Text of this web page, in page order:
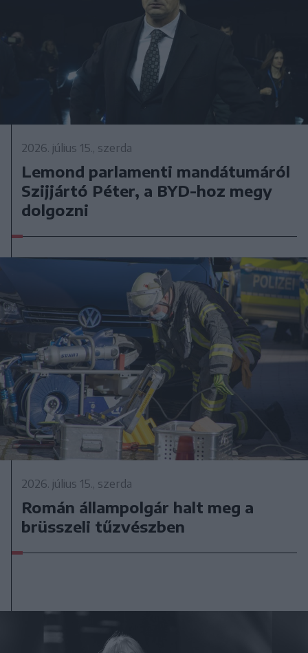
2026. július 15., szerda
Lemond parlamenti mandátumáról
Szijjártó Péter, a BYD-hoz megy
dolgozni
2026. július 15., szerda
Román állampolgár halt meg a
brüsszeli tűzvészben